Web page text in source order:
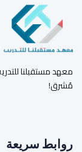
معهد مستقبلنا
مُشرق!
روابط سريعة